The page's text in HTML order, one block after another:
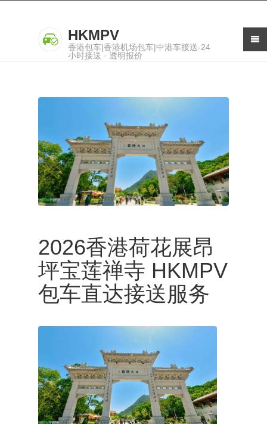
HKMPV
香港包车|香港机场包车|中港车接送-24
小时接送 · 透明报价
2026香港荷花展昂
坪宝莲禅寺 HKMPV
包车直达接送服务